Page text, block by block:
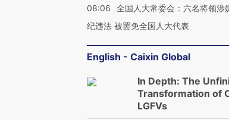
08:06
全国人大常委会：六名将领涉
纪违法 被罢免全国人大代表
English - Caixin Global
In Depth: The
Transformation of
LGFVs